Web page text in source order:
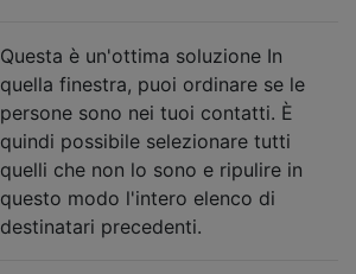
Questa è un'ottima soluzione In
quella finestra, puoi ordinare se le
persone sono nei tuoi contatti. È
quindi possibile selezionare tutti
quelli che non lo sono e ripulire in
questo modo l'intero elenco di
destinatari precedenti.